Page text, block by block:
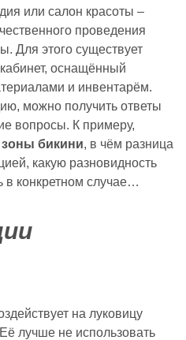
или салон красоты –
проведения
Для этого существует
оснащённый
и инвентарём.
можно получить ответы
вопросы. К примеру,
зоны бикини, в чём разница
какую разновидность
конкретном случае…
на луковицу
лучше не использовать